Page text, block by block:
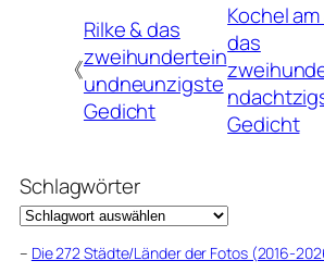
《
Rilke & das
zweihundertein
undneunzigste
Gedicht
Kochel
das
Gedicht
Schlagwörter
– Die 272 Städte/Länder der Fotos (2016-